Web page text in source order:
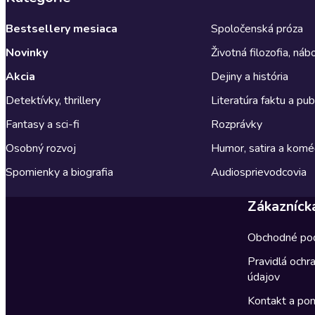
Bestsellery mesiaca
Novinky
Akcia
Detektívky, thrillery
Fantasy a sci-fi
Osobný rozvoj
Spomienky a biografia
Spoločenská próza
Životná filozofia,
Dejiny a história
Literatúra faktu a
Rozprávky
Humor, satira a
Audiosprievodcovia
Obchodné
Pravidlá
údajov
Kontakt a